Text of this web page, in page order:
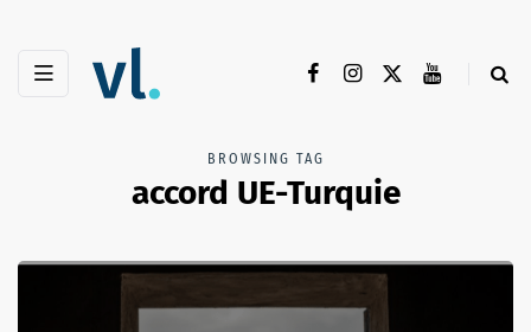
BROWSING TAG
accord UE-Turquie